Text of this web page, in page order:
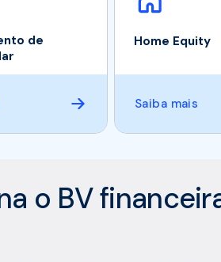
de
Home Equity
Saiba mais
o BV